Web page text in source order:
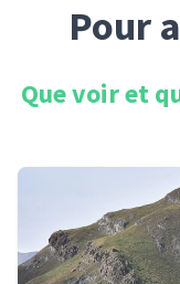
Pour
Que voir et